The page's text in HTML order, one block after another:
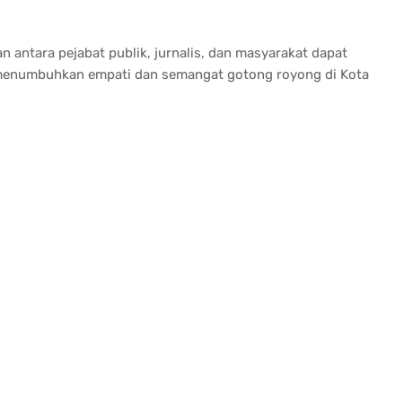
antara pejabat publik, jurnalis, dan masyarakat dapat
empati dan semangatgotong royong di Kota